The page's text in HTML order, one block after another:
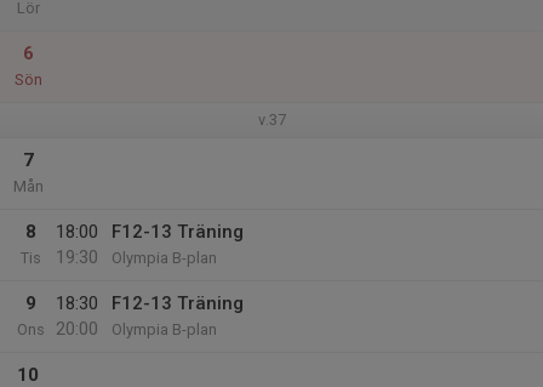
Lör
6
Sön
v.37
7
Mån
8
Tis
18:00
19:30
F12-13 Träning
Olympia B-plan
9
Ons
18:30
20:00
F12-13 Träning
Olympia B-plan
10